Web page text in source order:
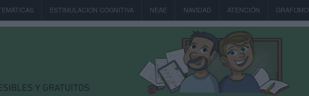
ESTIMULACION COGNITIVA NEAE NAVIDAD ATENCIÓN